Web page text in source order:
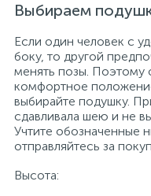
Выбираем
Если один человек с
боку, то другой
менять позы. Поэтому
комфортное
выбирайте подушку.
сдавливала шею и не
Учтите обозначенные
отправляйтесь за
Высота: